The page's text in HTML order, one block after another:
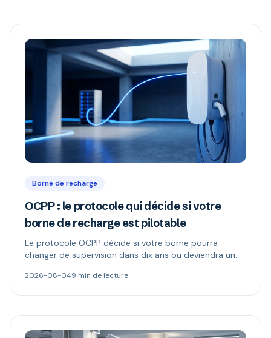
Borne de recharge
OCPP : le protocole qui décide si votre
borne de recharge est pilotable
Le protocole OCPP décide si votre borne pourra
changer de supervision dans dix ans ou deviendra un
versions 1.6 et 2.0.1, et comment repérer une borne «
2026-08-049 min de lecture